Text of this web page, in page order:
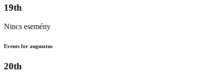
19th
Nincs esemény
Events for augusztus
20th